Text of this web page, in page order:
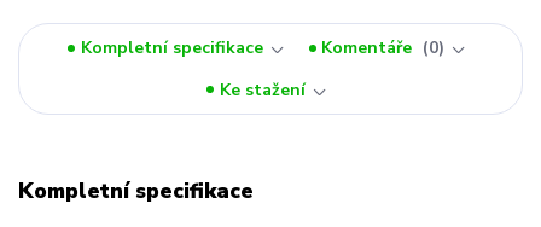
Kompletní specifikace Komentáře
0
Ke stažení
Kompletní specifikace